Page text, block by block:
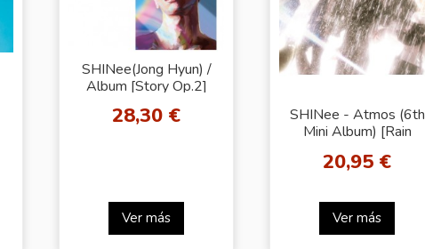
SHINee(Jong Hyun) /
Album [Story Op.2]
28,30 €
Ver más
SHINee - Atmos (6th
Mini Album) [Rain
20,95 €
Ver más